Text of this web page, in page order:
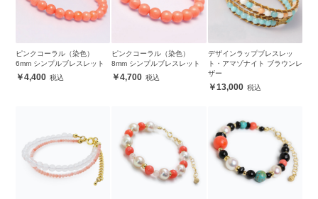
ピンクコーラル（染色）
6mm シンプルブレスレット
4,400
ピンクコーラル（染色）
8mm シンプルブレスレット
4,700
デザインラップブレスレッ
ト・アマゾナイト ブラウンレ
ザー
13,000